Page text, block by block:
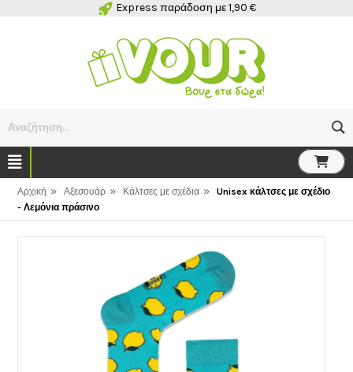
Express παράδοση με 1,90 €
Αναζήτηση...
Αρχική » Αξεσουάρ » Κάλτσες με σχέδια »
Unisex κάλτσες με σχέδιο
- Λεμόνια πράσινο